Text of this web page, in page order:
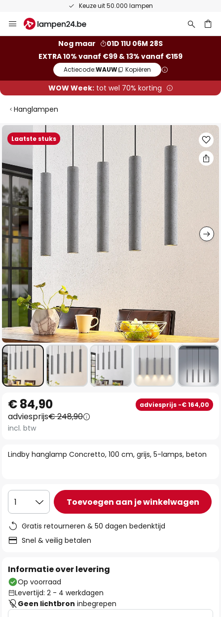
Keuze uit 50.000 lampen
naar
Nog maar
01D 11U 06M 27S
EXTRA 10% vanaf €99 & 13% vanaf €159
Actiecode:WAUW Kopiëren
WOW Week:tot wel 70% korting
Hanglampen
Laatste stuks
Ga
naar
einde
van
de
afbeeldingen-
gallerij
naar
het
begin
de
Lindby hanglamp Concretto, 100 cm, grijs, 5-lamps, beton
€ 84,90 adviesprijs -€ 164,00
adviesprijs€ 248,90
incl. btw
1 Toevoegen aan je winkelwagen
Gratis retourneren & 50 dagen bedenktijd
Snel & veilig betalen
Informatie over levering
Op voorraad
Levertijd: 2 - 4 werkdagen
Geen lichtbron inbegrepen